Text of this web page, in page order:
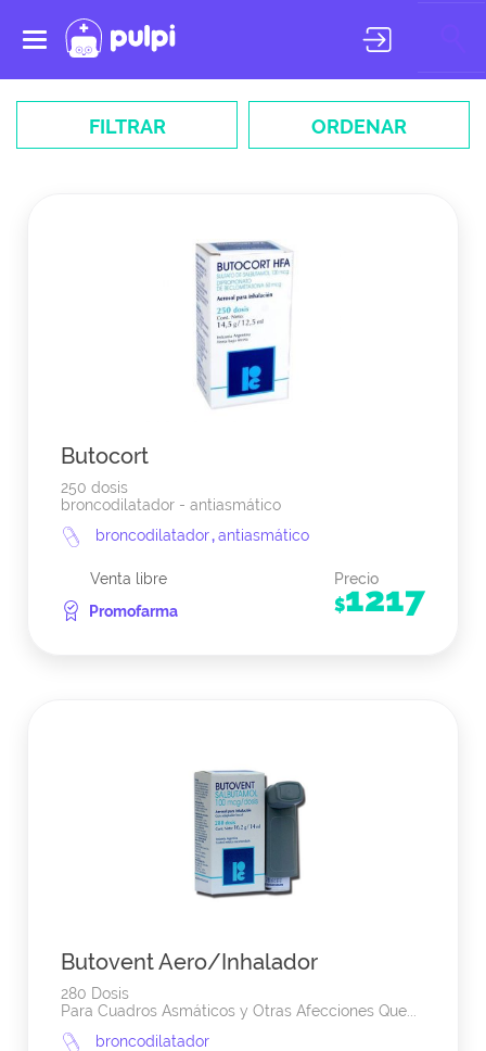
Toggle
navigation
FILTRAR ORDENAR
Butocort
250 dosis
broncodilatador - antiasmático
broncodilatador,antiasmático
Venta libre
Promofarma
Precio
$1217
Butovent Aero/Inhalador
280 Dosis
Para Cuadros Asmáticos y Otras Afecciones Que...
broncodilatador